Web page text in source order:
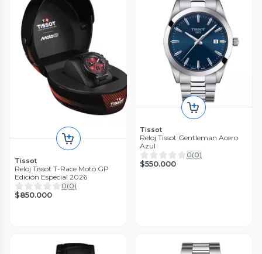
Tissot
Reloj Tissot T-Race Moto GP
Edición Especial 2026
0(0)
$850.000
Tissot
Reloj Tissot Gentleman Acero
Azul
0(0)
$550.000